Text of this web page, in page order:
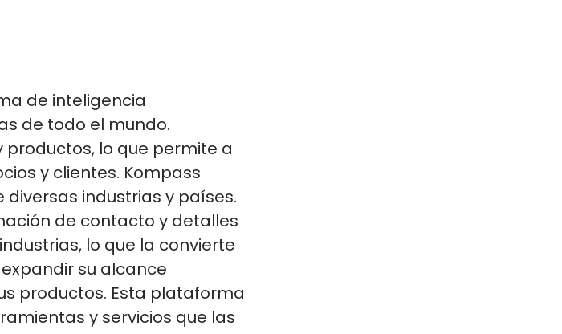
de inteligencia
de todo el mundo.
lo que permite a
y clientes. Kompass
industrias y países.
de contacto y detalles
lo que la convierte
su alcance
productos. Esta plataforma
y servicios que las